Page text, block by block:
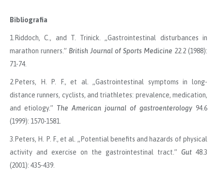
Bibliografia
1.Riddoch, C., and T. Trinick. „Gastrointestinal disturbances in
marathon runners.” British Journal of Sports Medicine 22.2 (1988):
71-74.
2.Peters, H. P. F., et al. „Gastrointestinal symptoms in long-
distance runners, cyclists, and triathletes: prevalence, medication,
and etiology.” The American journal of gastroenterology 94.6
(1999): 1570-1581.
3.Peters, H. P. F., et al. „Potential benefits and hazards of physical
activity and exercise on the gastrointestinal tract.” Gut 48.3
(2001): 435-439.